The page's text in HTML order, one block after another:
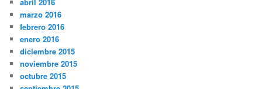
marzo 2016
febrero 2016
enero 2016
diciembre 2015
noviembre 2015
octubre 2015